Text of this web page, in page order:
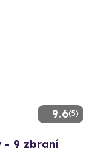
9.6(5)
- 9 zbraní